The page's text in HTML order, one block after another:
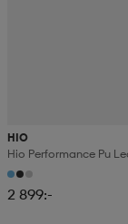
HIO
2 899:-